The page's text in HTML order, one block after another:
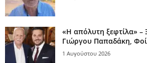
«Η απόλυτη ξεφτίλα» –
Γιώργου Παπαδάκη,
1 Αυγούστου 2026